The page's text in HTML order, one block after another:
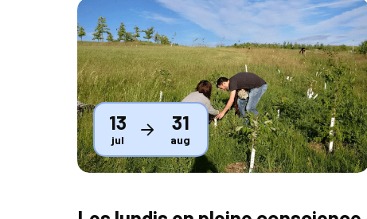
Thumbnail
13
jul
31
aug